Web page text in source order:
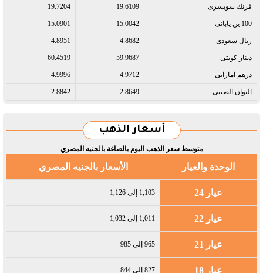
فرنك سويسرى​ 19.6109
19.7204
100 ين يابانى​ 15.0042
15.0901
ريال سعودى​ 4.8682
4.8951
دينار كويتى​ 59.9687
60.4519
درهم اماراتى​ 4.9712
4.9996
اليوان الصينى​ 2.8649
2.8842
أسعار الذهب
متوسط سعر الذهب اليوم بالصاغة بالجنيه المصري
الوحدة والعيار الأسعار بالجنيه المصري
عيار 24 1,103 إلى 1,126
عيار 22 1,011 إلى 1,032
عيار 21 965 إلى 985
عيار 18 827 إلى 844